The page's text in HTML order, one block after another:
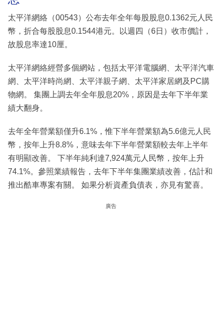
太平洋網絡（00543）公布去年全年每股股息0.1362元人民
幣，折合每股股息0.1544港元。以週四（6日）收市價計，
故股息率達10厘。
太平洋網絡經營多個網站，包括太平洋電腦網、太平洋汽車
網、太平洋時尚網、太平洋親子網、太平洋家居網及PC購
物網。 集團上調去年全年股息20%，原因是去年下半年業
績大翻身。
去年全年營業額僅升6.1%，惟下半年營業額為5.6億元人民
幣，按年上升8.8%，意味去年下半年營業額較去年上半年
有明顯改善。 下半年純利達7,924萬元人民幣，按年上升
74.1%。參照業績報告，去年下半年集團業績改善，估計和
推出酷車專案有關。 如果分析資產負債表，亦見有驚喜。
廣告